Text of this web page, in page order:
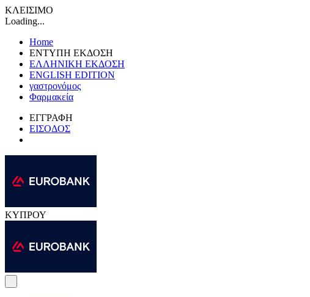
ΚΛΕΙΣΙΜΟ
Loading...
Home
ΕΝΤΥΠΗ ΕΚΔΟΣΗ
ΕΛΛΗΝΙΚΗ ΕΚΔΟΣΗ
ENGLISH EDITION
γαστρονόμος
Φαρμακεία
ΕΓΓΡΑΦΗ
ΕΙΣΟΔΟΣ
ΚΥΠΡΟΥ